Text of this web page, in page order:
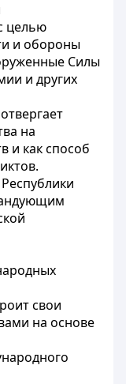
целью
и обороны
Силы
и других
на
и как способ
свои
на основе